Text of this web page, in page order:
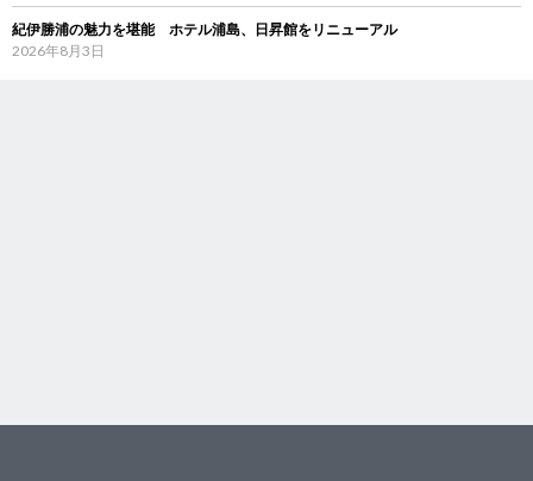
紀伊勝浦の魅力を堪能 ホテル浦島、日昇館をリニューアル
2026年8月3日